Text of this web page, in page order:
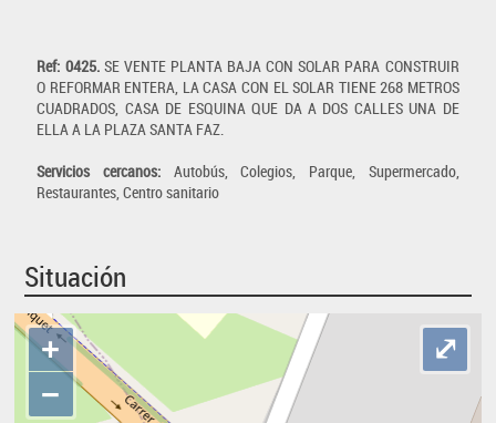
Ref: 0425.SE VENTE PLANTA BAJA CON SOLAR PARA CONSTRUIR
O REFORMAR ENTERA, LA CASA CON EL SOLAR TIENE 268 METROS
CUADRADOS, CASA DE ESQUINA QUE DA A DOS CALLES UNA DE
ELLA A LA PLAZA SANTA FAZ.
Servicios cercanos: Autobús, Colegios, Parque, Supermercado,
Restaurantes, Centro sanitario
Situación
+
−
⤢